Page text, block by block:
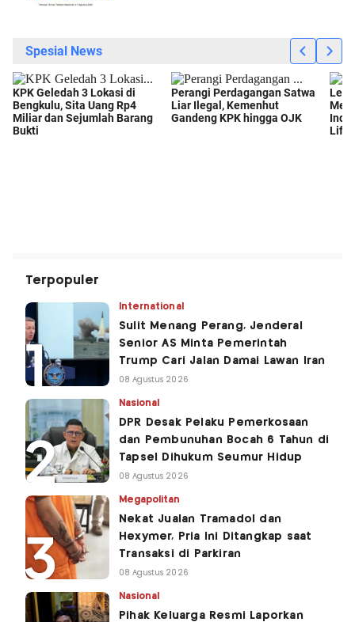
Terpopuler
International
Sulit Menang Perang, Jenderal
Senior AS Minta Pemerintah
Trump Cari Jalan Damai Lawan Iran
08 Agustus 2026
Nasional
DPR Desak Pelaku Pemerkosaan
dan Pembunuhan Bocah 6 Tahun di
Tapsel Dihukum Seumur Hidup
08 Agustus 2026
Megapolitan
Nekat Jualan Tramadol dan
Hexymer, Pria Ini Ditangkap saat
Transaksi di Parkiran
08 Agustus 2026
Nasional
Pihak Keluarga Resmi Laporkan